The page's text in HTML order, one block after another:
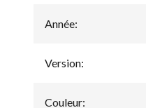
Année:
Version:
Couleur: